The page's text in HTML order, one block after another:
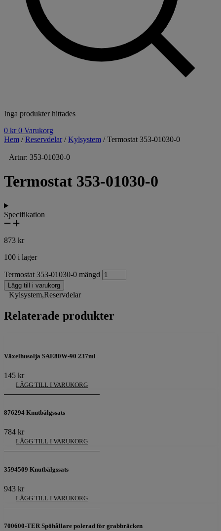
Inga produkter hittades
0 kr 0 Varukorg
Hem /Reservdelar /Kylsystem / Termostat 353-01030-0
Artnr: 353-01030-0
Termostat 353-01030-0
Specifikation
873 kr
100 i lager
Termostat 353-01030-0 mängd
Lägg till i varukorg
Kylsystem,Reservdelar
Relaterade produkter
Växelhusolja SAE80W-90 237ml
145 kr
LÄGG TILL I VARUKORG
876294 Knutbälgssats
784 kr
LÄGG TILL I VARUKORG
3594509 Knutbälgssats
943 kr
LÄGG TILL I VARUKORG
700600-TER Spöhållare polerad för grabbräcken